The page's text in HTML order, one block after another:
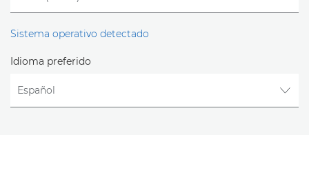
Sistema operativo detectado
Idioma preferido